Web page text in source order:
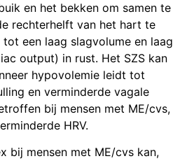
en het bekken om samen te
rechterhelft van het hart te
een laag slagvolume en laag
output) in rust. Het SZS kan
hypovolemie leidt tot
en verminderde vagale
bij mensen met ME/cvs,
HRV.
bij mensen met ME/cvs kan,